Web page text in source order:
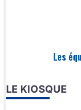
Les
LE KIOSQUE